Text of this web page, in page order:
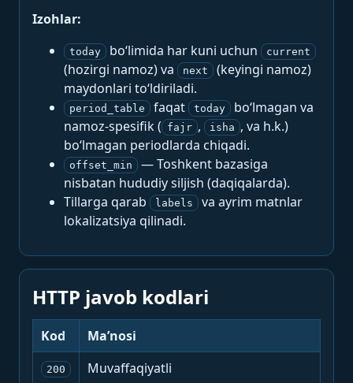
Izohlar:
today bo‘limida har kuni uchun current
(hozirgi namoz) va next
(keyingi namoz)
maydonlari to‘ldiriladi.
period_table faqat today
bo‘lmagan va
namoz-spesifik ( fajr , isha , va h.k.)
bo‘lmagan periodlarda chiqadi.
offset_min
— Toshkent bazasiga
nisbatan hududiy siljish (daqiqalarda).
Tillarga qarab
labels
va ayrim matnlar
lokalizatsiya qilinadi.
HTTP javob kodlari
Kod Ma’nosi
200 Muvaffaqiyatli